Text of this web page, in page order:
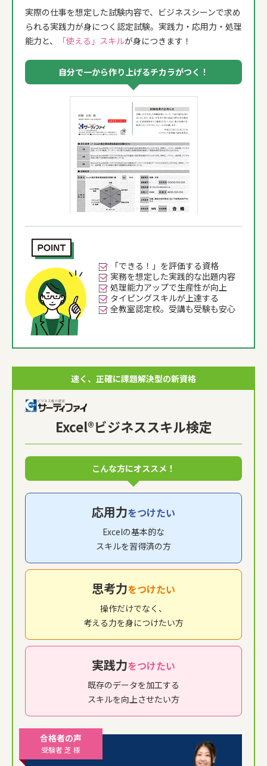
実際の仕事を想定した試験内容で、ビジネスシーンで求め
られる実践力が身につく認定試験。実践力・応用力・処理
能力と、
「使える」スキルが身につきます！
自分で一から作り上げるチカラがつく！
「できる！」を評価する資格
実務を想定した実践的な出題内容
処理能力アップで生産性が向上
タイピングスキルが上達する
全教室認定校。受講も受験も安心
速く、正確に課題解決型の新資格
Excel®ビジネススキル検定
こんな方にオススメ！
応用力をつけたい
Excelの基本的な
スキルを習得済の方
思考力をつけたい
操作だけでなく、
考える力を身につけたい方
実践力をつけたい
既存のデータを加工する
スキルを向上させたい方
合格者の声
受験者 芝 様